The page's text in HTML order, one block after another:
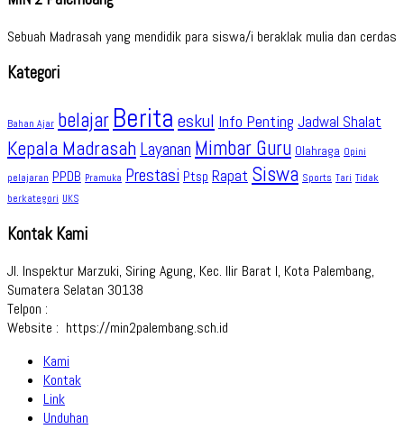
Sebuah Madrasah yang mendidik para siswa/i beraklak mulia dan cerdas
Kategori
Bahan Ajar belajar Berita eskul Info Penting Jadwal Shalat
Kepala Madrasah Layanan Mimbar Guru Olahraga Opini
pelajaran PPDB Pramuka Prestasi Ptsp Rapat Siswa Sports Tari Tidak
berkategori UKS
Kontak Kami
Jl. Inspektur Marzuki, Siring Agung, Kec. Ilir Barat I, Kota Palembang,
Sumatera Selatan 30138
Telpon :
Website : https://min2palembang.sch.id
Kami
Kontak
Link
Unduhan